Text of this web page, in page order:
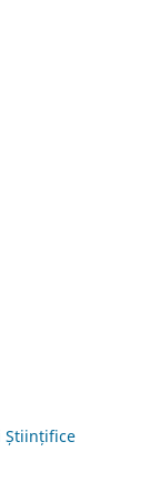
Științifice